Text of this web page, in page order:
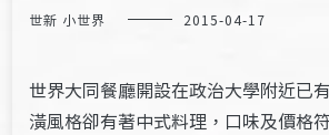
世新 小世界 2015-04-17
世界大同餐廳開設在政治大學附近已
潢風格卻有著中式料理，口味及價格